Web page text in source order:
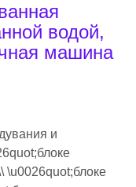
водой,
машина
и
\u0026quot;блоке